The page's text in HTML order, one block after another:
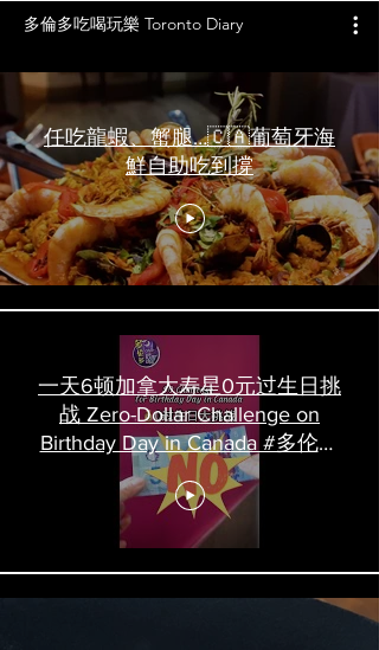
多倫多吃喝玩樂 Toronto Diary
任吃龍蝦、蟹腿…🇨🇦葡萄牙海
鮮自助吃到撐
一天6顿加拿大寿星0元过生日挑
战 Zero-Dollar Challenge on
Birthday Day in Canada #多伦多
吃喝玩乐 #多伦多美食
#torontofood